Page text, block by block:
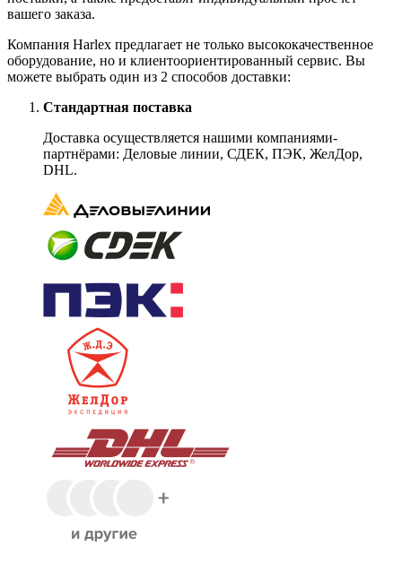
вашего заказа.
Компания Harlex предлагает не только высококачественное
оборудование, но и клиентоориентированный сервис. Вы
можете выбрать один из 2 способов доставки:
Стандартная поставка
Доставка осуществляется нашими компаниями-
партнёрами: Деловые линии, СДЕК, ПЭК, ЖелДор,
DHL.